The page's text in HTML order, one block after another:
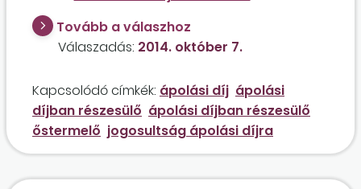
Tovább a válaszhoz
Válaszadás: 2014. október 7.
Kapcsolódó címkék: ápolási díj ápolási
díjban részesülő ápolási díjban részesülő
őstermelő jogosultság ápolási díjra